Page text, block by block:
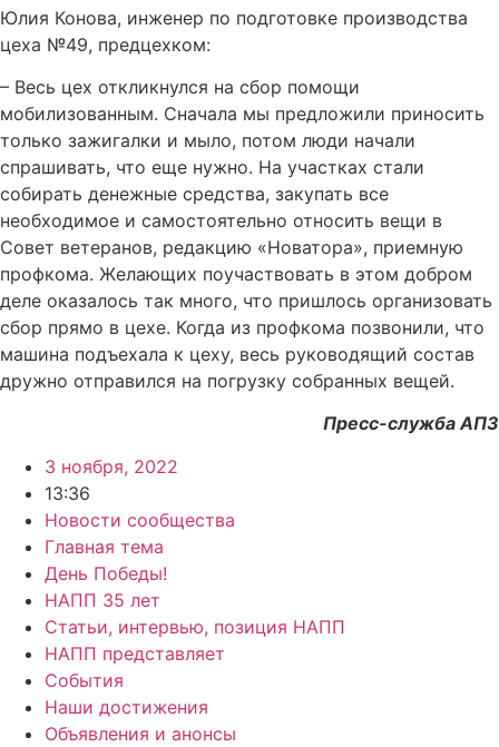
Юлия Конова, инженер по подготовке производства
цеха №49, предцехком:
– Весь цех откликнулся на сбор помощи
мобилизованным. Сначала мы предложили приносить
только зажигалки и мыло, потом люди начали
спрашивать, что еще нужно. На участках стали
собирать денежные средства, закупать все
необходимое и самостоятельно относить вещи в
Совет ветеранов, редакцию «Новатора», приемную
профкома. Желающих поучаствовать в этом добром
деле оказалось так много, что пришлось организовать
сбор прямо в цехе. Когда из профкома позвонили, что
машина подъехала к цеху, весь руководящий состав
дружно отправился на погрузку собранных вещей.
Пресс-служба АПЗ
3 ноября, 2022
13:36
Новости сообщества
Главная тема
День Победы!
НАПП 35 лет
Статьи, интервью, позиция НАПП
НАПП представляет
События
Наши достижения
Объявления и анонсы